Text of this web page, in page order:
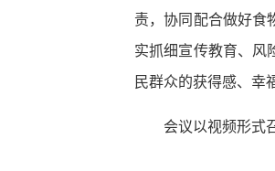
责，协同配合做好食
实抓细宣传教育、风
民群众的获得感、幸
会议以视频形式